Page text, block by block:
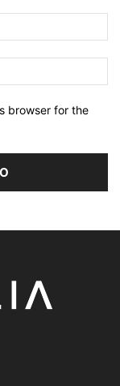
browser for the